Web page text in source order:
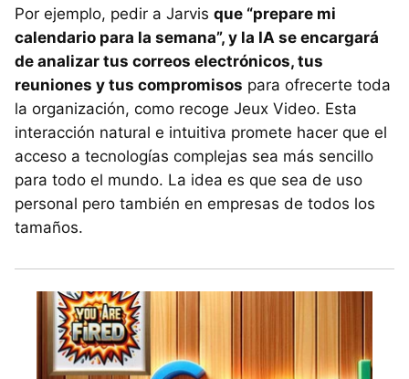
Por ejemplo, pedir a Jarvis que “prepare mi
calendario para la semana”, y la IA se encargará
de analizar tus correos electrónicos, tus
reuniones y tus compromisos para ofrecerte toda
la organización, como recoge Jeux Video. Esta
interacción natural e intuitiva promete hacer que el
acceso a tecnologías complejas sea más sencillo
para todo el mundo. La idea es que sea de uso
personal pero también en empresas de todos los
tamaños.